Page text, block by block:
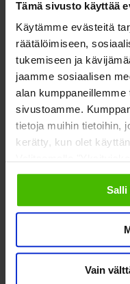
Tämä sivusto käyttää
Käytämme evästeitä
räätälöimiseen,
tukemiseen ja
jaamme sosiaalisen
alan
sivustoamme.
tietoja muihin tietoihin,
kerätty, kun olet
evästeisiin.
Salli
Vain
Toivon, että uutena
tukemaan järjestöjen